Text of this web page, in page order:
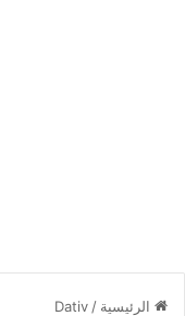
الرئيسية /
Dativ